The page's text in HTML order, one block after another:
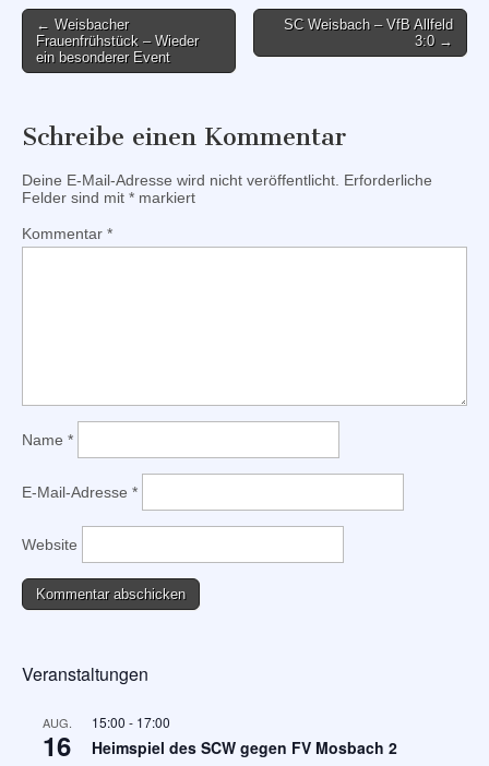
Post
navigation
← Weisbacher
Frauenfrühstück – Wieder
ein besonderer Event
SC Weisbach – VfB Allfeld
3:0 →
Schreibe einen Kommentar
Deine E-Mail-Adresse wird nicht veröffentlicht. Erforderliche
Felder sind mit * markiert
Kommentar *
Name *
E-Mail-Adresse *
Website
Veranstaltungen
AUG.
16
15:00 - 17:00
Heimspiel des SCW gegen FV Mosbach 2